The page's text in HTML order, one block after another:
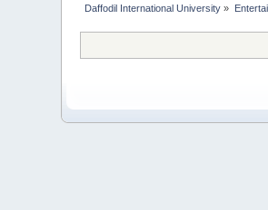
Daffodil International University »